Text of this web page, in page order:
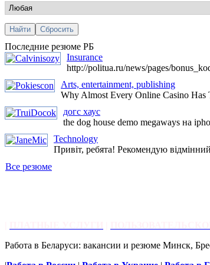
Последние резюме РБ
Insurance
http://politua.ru/news/pages/
Arts, entertainment, publishing
Why Almost Every Online Casino Has
догс хаус
the dog house demo megaways на
Technology
Привіт, ребята! Рекомендую
Все резюме
Работа в Беларуси: вакансии и резюме Минск,